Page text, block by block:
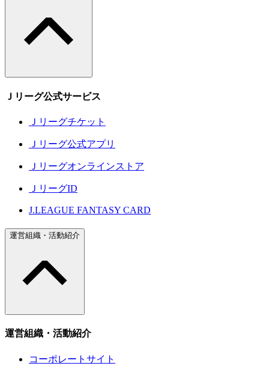
Ｊリーグ公式サービス
Ｊリーグチケット
Ｊリーグ公式アプリ
Ｊリーグオンラインストア
ＪリーグID
J.LEAGUE FANTASY CARD
運営組織・活動紹介
運営組織・活動紹介
コーポレートサイト